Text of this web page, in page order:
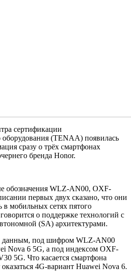
сертификации
(TENAA) появилась
сразу о трёх смартфонах
бренда Honor.
обозначения WLZ-AN00, OXF-
первых двух сказано, что они
мобильных сетях пятого
о поддержке технологий с
(SA) архитектурами.
данным, под шифром WLZ-AN00
Nova 6 5G, а под индексом OXF-
5G. Что касается смартфона
4G-вариант Huawei Nova 6.